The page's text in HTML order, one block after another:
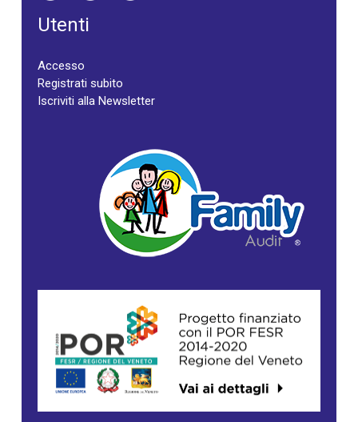
Utenti
Accesso
Registrati subito
Iscriviti alla Newsletter